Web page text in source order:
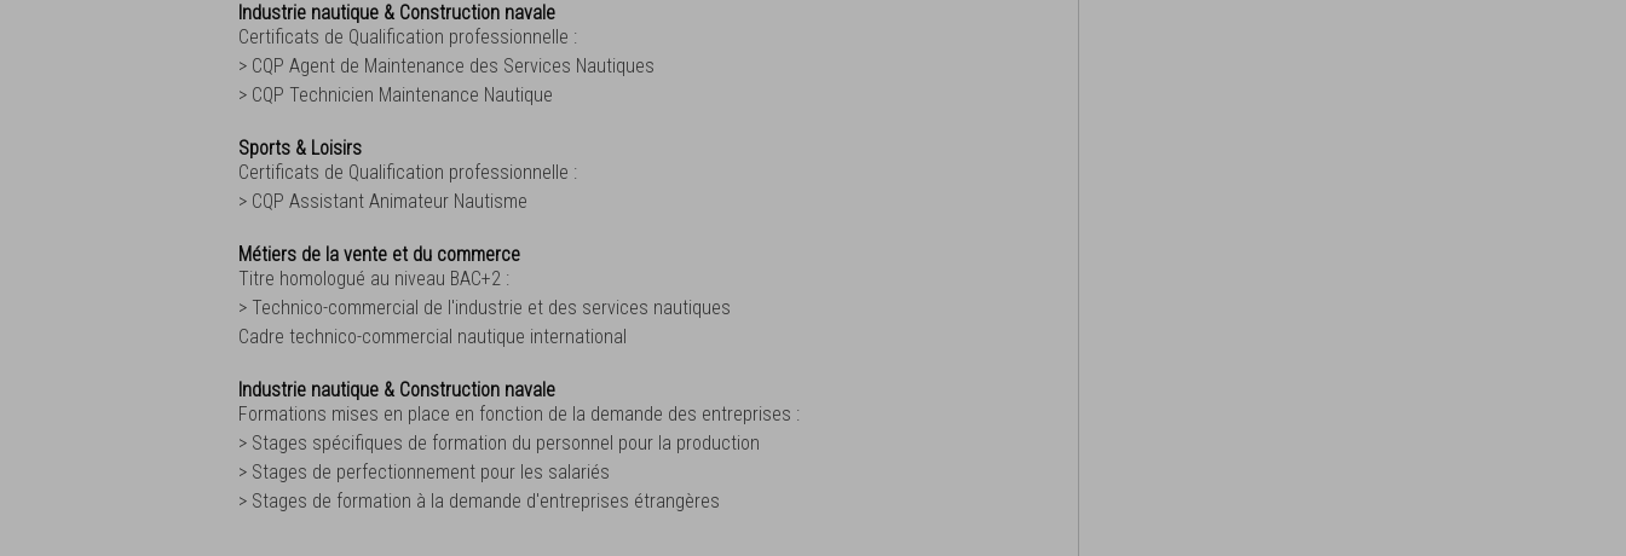
Industrie nautique & Construction navale
Certificats de Qualification professionnelle :
> CQP Agent de Maintenance des Services Nautiques
> CQP Technicien Maintenance Nautique
Sports & Loisirs
Certificats de Qualification professionnelle :
> CQP Assistant Animateur Nautisme
Métiers de la vente et du commerce
Titre homologué au niveau BAC+2 :
> Technico-commercial de l'industrie et des services nautiques
Cadre technico-commercial nautique international
Industrie nautique & Construction navale
Formations mises en place en fonction de la demande des entreprises :
> Stages spécifiques de formation du personnel pour la production
> Stages de perfectionnement pour les salariés
> Stages de formation à la demande d'entreprises étrangères